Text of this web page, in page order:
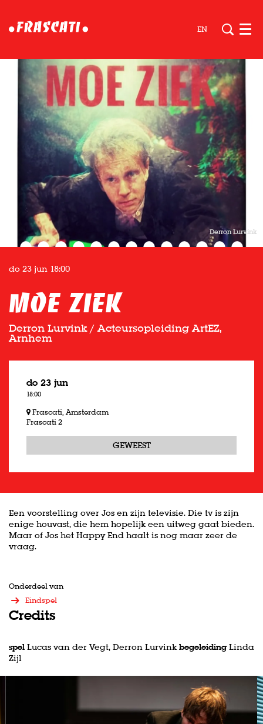
EN
Derron Lurvink
Moe Ziek
Derron Lurvink / Acteursopleiding ArtEZ,
Arnhem
do 23 jun 18:00
do 23 jun
18:00
Frascati, Amsterdam
Frascati 2
GEWEEST
Een voorstelling over Jos en zijn televisie. Die tv is zijn
enige houvast, die hem hopelijk een uitweg gaat bieden.
Maar of Jos het Happy End haalt is nog maar zeer de
vraag.
Onderdeel van
Eindspel
Credits
spel Lucas van der Vegt, Derron Lurvinkbegeleiding Linda
Zijl
Inzoomen